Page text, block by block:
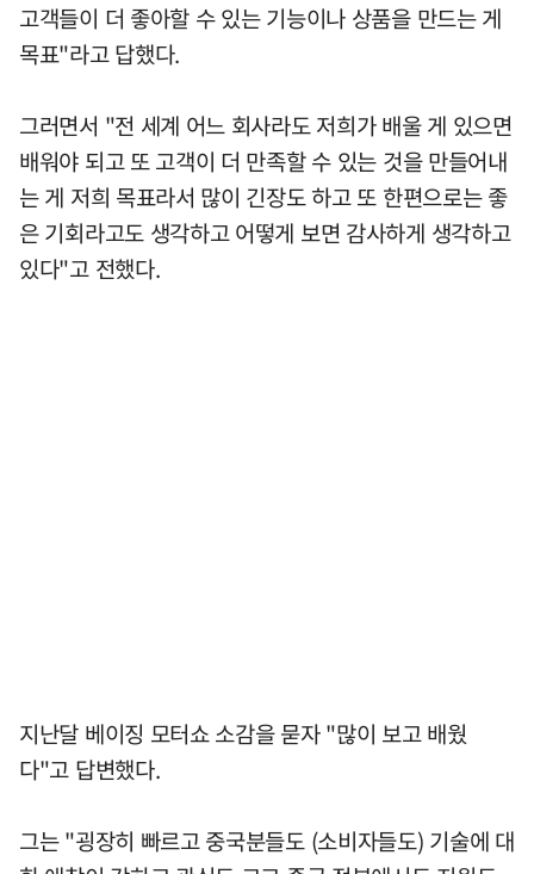
고객들이 더 좋아할 수 있는 기능이나 상품을 만드는 게
목표"라고 답했다.
그러면서 "전 세계 어느 회사라도 저희가 배울 게 있으면
배워야 되고 또 고객이 더 만족할 수 있는 것을 만들어내
는 게 저희 목표라서 많이 긴장도 하고 또 한편으로는 좋
은 기회라고도 생각하고 어떻게 보면 감사하게 생각하고
있다"고 전했다.
지난달 베이징 모터쇼 소감을 묻자 "많이 보고 배웠
다"고 답변했다.
그는 "굉장히 빠르고 중국분들도 (소비자들도) 기술에 대